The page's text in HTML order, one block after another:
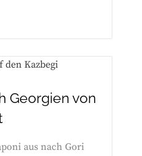
Georgien von
aus nach Gori